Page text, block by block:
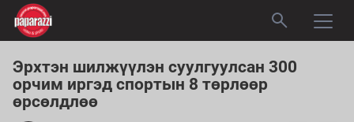
Эрхтэн шилжүүлэн суулгуулсан 300
орчим иргэд спортын 8 төрлөөр
өрсөлдлөө